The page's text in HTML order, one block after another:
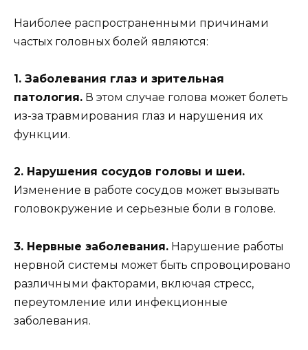
Наиболее распространенными причинами
частых головных болей являются:
1. Заболевания глаз и зрительная
патология. В этом случае голова может болеть
из-за травмирования глаз и нарушения их
функции.
2. Нарушения сосудов головы и шеи.
Изменение в работе сосудов может вызывать
головокружение и серьезные боли в голове.
3. Нервные заболевания. Нарушение работы
нервной системы может быть спровоцировано
различными факторами, включая стресс,
переутомление или инфекционные
заболевания.